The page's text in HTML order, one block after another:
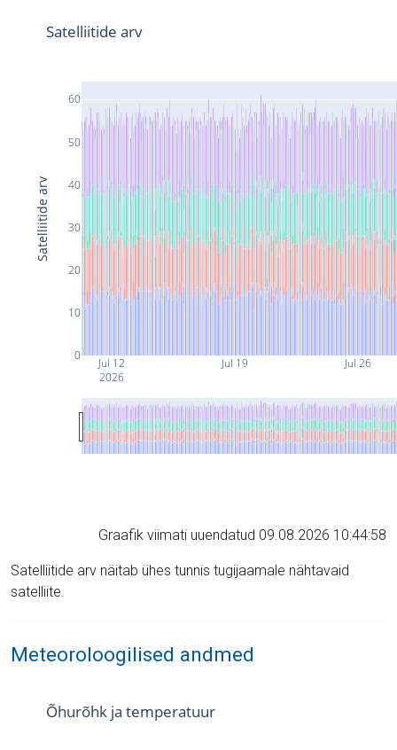
Jul 12
2026
Jul 19 Jul 26
0
10
20
30
40
50
60
Satelliitide arv
Satelliitide arv
Graafik viimati uuendatud 09.08.2026 10:44:58
Satelliitide arv näitab ühes tunnis tugijaamale nähtavaid
satelliite.
Meteoroloogilised andmed
Õhurõhk ja temperatuur